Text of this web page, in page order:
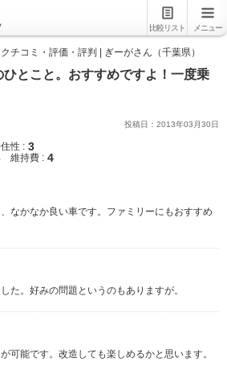
比較リスト メニュー
チコミ・評価・評判 | ぎーがさん（千葉県）
とこと。おすすめですよ！一度乗
投稿日： 2013年03 月30日
性 : 3
維持費 : 4
なかなか良い車です。ファミリーにもおすすめ
た。好みの問題というのもありますが。
可能です。改造しても楽しめるかと思います。